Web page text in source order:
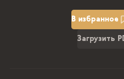
FOUR SEASONS
ПОЛИРОВАННЫЙ-
2.93 x 1.96 м
В избранное
Загрузить